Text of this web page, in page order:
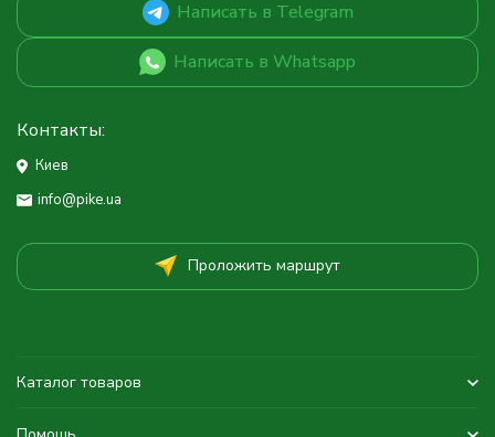
Написать в Telegram
Написать в Whatsapp
Контакты:
Киев
info@pike.ua
Проложить маршрут
Каталог товаров